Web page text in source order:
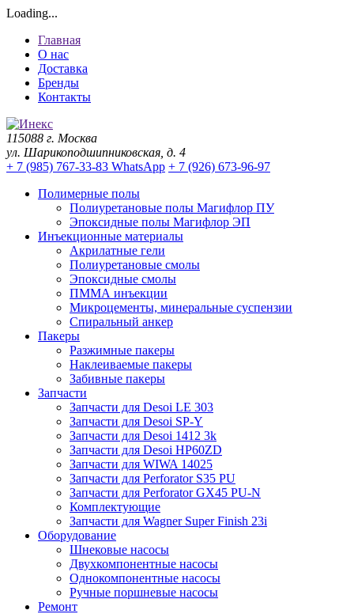
Loading...
Главная
О нас
Доставка
Бренды
Контакты
115088 г. Москва
ул. Шарикоподшипниковская, д. 4
+ 7 (985) 767-33-83 WhatsApp + 7 (926) 673-96-97
Полимерные полы
Полиуретановые полы Магифлор ПУ
Эпоксидные полы Магифлор ЭП
Инъекционные материалы
Акрилатные гели
Полиуретановые смолы
Эпоксидные смолы
ПММА инъекции
Микроцементы, минеральные суспензии
Спиральный анкер
Пакеры
Разжимные пакеры
Наклеиваемые пакеры
Забивные пакеры
Запчасти
Запчасти для Desoi LE 303
Запчасти для Desoi SP-Y
Запчасти для Desoi 1412 3k
Запчасти для Desoi HP60ZD
Запчасти для WIWA 14025
Запчасти для Perforator S35 PU
Запчасти для Perforator GX45 PU-N
Комплектующие
Запчасти для Wagner Super Finish 23i
Оборудование
Шнековые насосы
Двухкомпонентные насосы
Однокомпонентные насосы
Ручные поршневые насосы
Ремонт